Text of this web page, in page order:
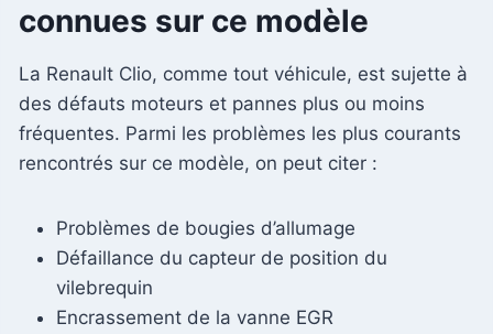
connues sur ce modèle
La Renault Clio, comme tout véhicule, est sujette à
des défauts moteurs et pannes plus ou moins
fréquentes. Parmi les problèmes les plus courants
rencontrés sur ce modèle, on peut citer :
Problèmes de bougies d’allumage
Défaillance du capteur de position du
vilebrequin
Encrassement de la vanne EGR